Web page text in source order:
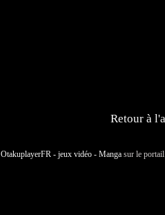
Retour à
OtakuplayerFR - jeux vidéo - Manga sur le